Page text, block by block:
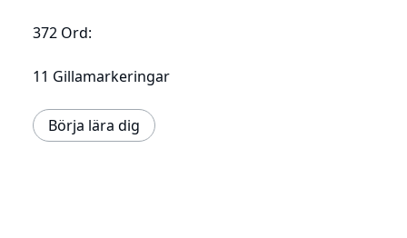
372 Ord:
11 Gillamarkeringar
Börja lära dig